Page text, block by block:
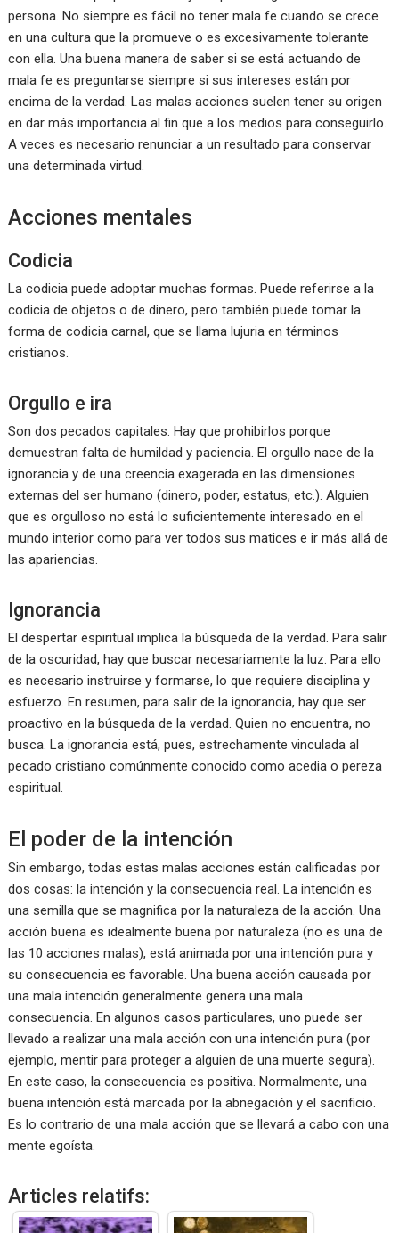
persona. No siempre es fácil no tener mala fe cuando se crece
en una cultura que la promueve o es excesivamente tolerante
con ella. Una buena manera de saber si se está actuando de
mala fe es preguntarse siempre si sus intereses están por
encima de la verdad. Las malas acciones suelen tener su origen
en dar más importancia al fin que a los medios para conseguirlo.
A veces es necesario renunciar a un resultado para conservar
una determinada virtud.
Acciones mentales
Codicia
La codicia puede adoptar muchas formas. Puede referirse a la
codicia de objetos o de dinero, pero también puede tomar la
forma de codicia carnal, que se llama lujuria en términos
cristianos.
Orgullo e ira
Son dos pecados capitales. Hay que prohibirlos porque
demuestran falta de humildad y paciencia. El orgullo nace de la
ignorancia y de una creencia exagerada en las dimensiones
externas del ser humano (dinero, poder, estatus, etc.). Alguien
que es orgulloso no está lo suficientemente interesado en el
mundo interior como para ver todos sus matices e ir más allá de
las apariencias.
Ignorancia
El despertar espiritual implica la búsqueda de la verdad. Para salir
de la oscuridad, hay que buscar necesariamente la luz. Para ello
es necesario instruirse y formarse, lo que requiere disciplina y
esfuerzo. En resumen, para salir de la ignorancia, hay que ser
proactivo en la búsqueda de la verdad. Quien no encuentra, no
busca. La ignorancia está, pues, estrechamente vinculada al
pecado cristiano comúnmente conocido como acedia o pereza
espiritual.
El poder de la intención
Sin embargo, todas estas malas acciones están calificadas por
dos cosas: la intención y la consecuencia real. La intención es
una semilla que se magnifica por la naturaleza de la acción. Una
acción buena es idealmente buena por naturaleza (no es una de
las 10 acciones malas), está animada por una intención pura y
su consecuencia es favorable. Una buena acción causada por
una mala intención generalmente genera una mala
consecuencia. En algunos casos particulares, uno puede ser
llevado a realizar una mala acción con una intención pura (por
ejemplo, mentir para proteger a alguien de una muerte segura).
En este caso, la consecuencia es positiva. Normalmente, una
buena intención está marcada por la abnegación y el sacrificio.
Es lo contrario de una mala acción que se llevará a cabo con una
mente egoísta.
Articles relatifs: